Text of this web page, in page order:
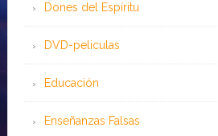
Dones del Espíritu
DVD-peliculas
Educación
Enseñanzas Falsas